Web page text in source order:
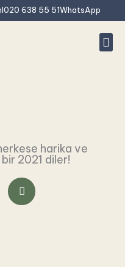
020 638 55 51WhatsApp
harika ve
2021 diler!